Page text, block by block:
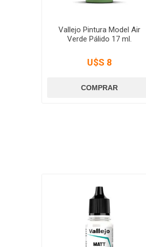
Vallejo Pintura Model Air
Verde Pálido 17 ml.
U$S 8